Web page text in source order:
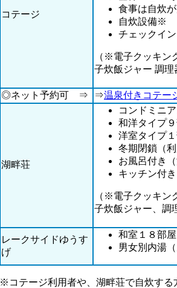
コテージ
食事は自炊
自炊設備※
チェックイ
（※電子クッキン
子炊飯ジャー 調
◎ネット予約可 ⇒ ⇒温泉付きコテー
湖畔荘
コンドミニ
和洋タイプ
洋室タイプ
冬期閉鎖（
お風呂付き
キッチン付
（※電子クッキン
子炊飯ジャー、調
レークサイドゆうす
げ
和室１８部
男女別内湯
※コテージ利用者や、湖畔荘で自炊す